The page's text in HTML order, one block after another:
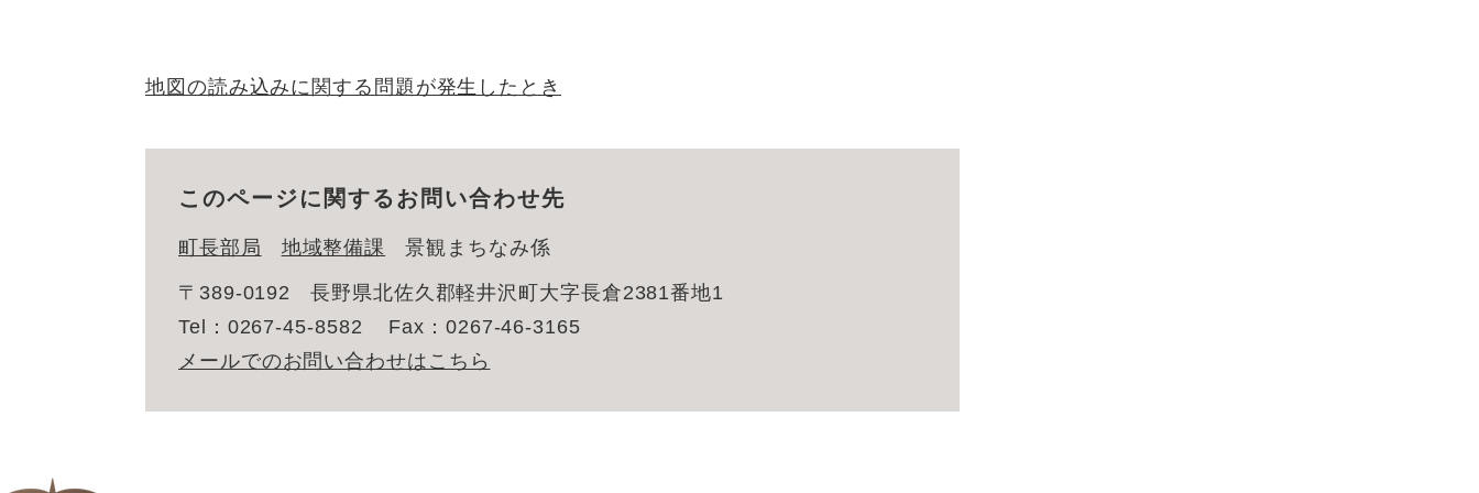
地図の読み込みに関する問題が発生したとき
このページに関するお問い合わせ先
町長部局 地域整備課 景観まちなみ係
〒389-0192
長野県北佐久郡軽井沢町大字長倉2381番地1
Tel：0267-45-8582
Fax：0267-46-3165
メールでのお問い合わせはこちら